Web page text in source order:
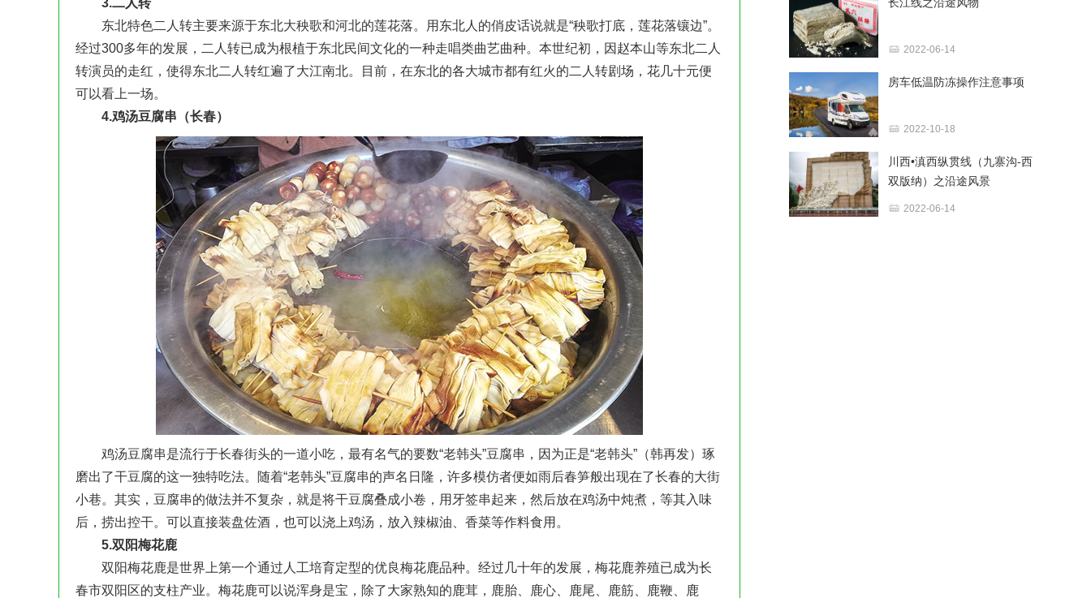
3.二人转
东北特色二人转主要来源于东北大秧歌和河北的莲花落。用东北人的俏皮话说就是“秧歌打底，莲花落镶边”。
经过300多年的发展，二人转已成为根植于东北民间文化的一种走唱类曲艺曲种。本世纪初，因赵本山等东北二人
转演员的走红，使得东北二人转红遍了大江南北。目前，在东北的各大城市都有红火的二人转剧场，花几十元便
可以看上一场。
4.鸡汤豆腐串（长春）
鸡汤豆腐串是流行于长春街头的一道小吃，最有名气的要数“老韩头”豆腐串，因为正是“老韩头”（韩再发）琢
磨出了干豆腐的这一独特吃法。随着“老韩头”豆腐串的声名日隆，许多模仿者便如雨后春笋般出现在了长春的大街
小巷。其实，豆腐串的做法并不复杂，就是将干豆腐叠成小卷，用牙签串起来，然后放在鸡汤中炖煮，等其入味
后，捞出控干。可以直接装盘佐酒，也可以浇上鸡汤，放入辣椒油、香菜等作料食用。
5.双阳梅花鹿
双阳梅花鹿是世界上第一个通过人工培育定型的优良梅花鹿品种。经过几十年的发展，梅花鹿养殖已成为长
春市双阳区的支柱产业。梅花鹿可以说浑身是宝，除了大家熟知的鹿茸，鹿胎、鹿心、鹿尾、鹿筋、鹿鞭、鹿
2022-06-14
房车低温防冻操作注意事项
2022-10-18
川西•滇西纵贯线（九寨沟-西
双版纳）之沿途风景
2022-06-14